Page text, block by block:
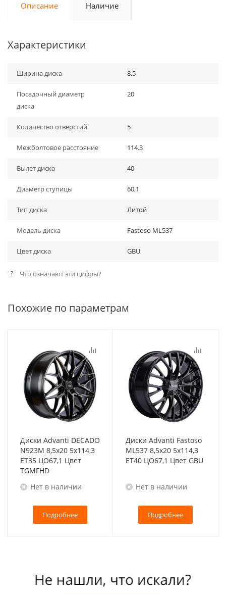
Описание Наличие
Характеристики
Ширина диска 8.5
Посадочный диаметр
диска
20
Количество отверстий 5
Межболтовое расстояние 114.3
Вылет диска 40
Диаметр ступицы 60,1
Тип диска Литой
Модель диска Fastoso ML537
Цвет диска GBU
? Что означают эти цифры?
Похожие по параметрам
Диски Advanti DECADO
N923M 8,5x20 5x114,3
ET35 ЦО67,1 Цвет
TGMFHD
Нет в наличии
Подробнее
Диски Advanti Fastoso
ML537 8,5x20 5x114,3
ET40 ЦО67,1 Цвет GBU
Нет в наличии
Подробнее